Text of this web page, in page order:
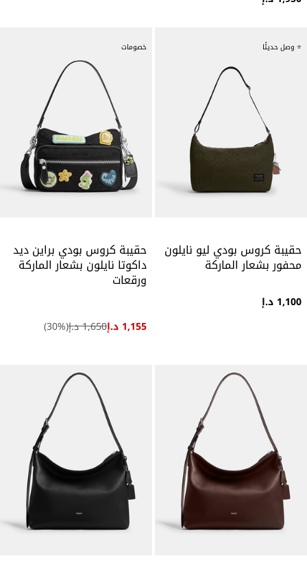
⭐ وصل حديثًا
حقيبة كروس بودي ليو نايلون
محفور بشعار الماركة
1,100 د.إ
خصومات
حقيبة كروس بودي براين ديد
داكوتا نايلون بشعار الماركة
ورقعات
1,155 د.إ 1,650 د.إ (
30%)